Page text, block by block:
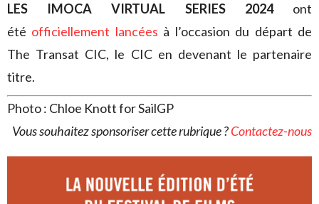
LES IMOCA VIRTUAL SERIES 2024 ont
été officiellement lancées à l’occasion du départ de
The Transat CIC, le CIC en devenant le partenaire
titre.
Photo : Chloe Knott for SailGP
Vous souhaitez sponsoriser cette rubrique ?Contactez-nous